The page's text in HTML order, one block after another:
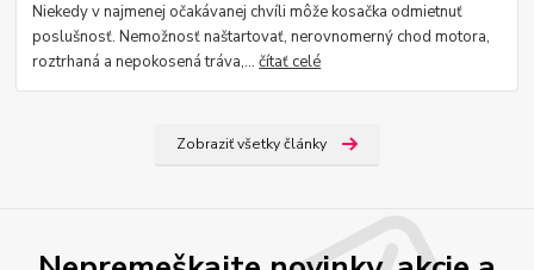
Niekedy v najmenej očakávanej chvíli môže kosačka odmietnuť
poslušnosť. Nemožnosť naštartovať, nerovnomerný chod motora,
roztrhaná a nepokosená tráva,...čítať celé
Zobraziť všetky články